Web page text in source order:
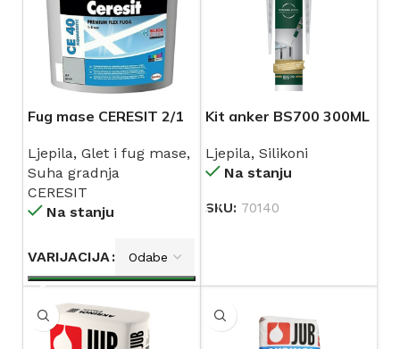
Fug mase CERESIT 2/1
Ljepila, Glet i fug mase,
Suha gradnja
CERESIT
Na stanju
VARIJACIJA
Kit anker BS700 300ML
Ljepila, Silikoni
Na stanju
SKU: 70140